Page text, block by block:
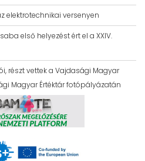
elektrotechnikai versenyen
első helyezést ért el a XXIV.
részt vettek a Vajdasági Magyar
Magyar Értéktár fotópályázatán